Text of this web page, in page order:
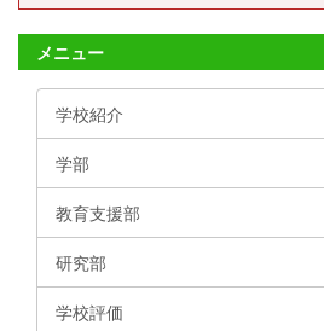
メニュー
学校紹介
学部
教育支援部
研究部
学校評価